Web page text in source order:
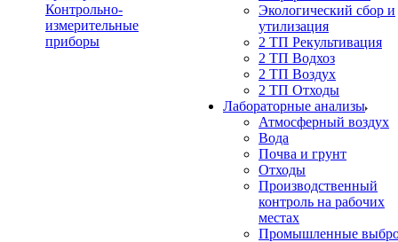
Контрольно-
измерительные
приборы
Экологический сбор и
утилизация
2 ТП Рекультивация
2 ТП Водхоз
2 ТП Воздух
2 ТП Отходы
Лабораторные анализы
Атмосферный воздух
Вода
Почва и грунт
Отходы
Производственный
контроль на рабочих
местах
Промышленные